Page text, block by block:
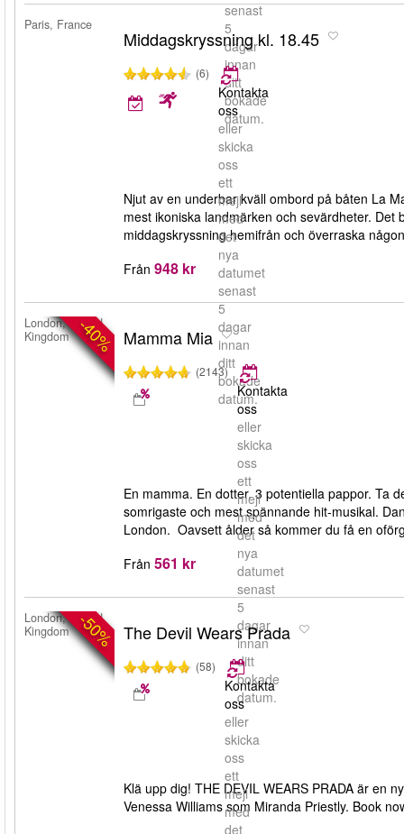
senast
5
dagar
innan
ditt
bokade
datum.
Paris, France
Middagskryssning kl. 18.45
(6)
Kontakta
oss
eller
skicka
oss
ett
mejl
med
det
nya
datumet
senast
5
dagar
innan
ditt
bokade
datum.
Njut av en underbar kväll ombord på båten La
mest ikoniska landmärken och sevärdheter.
middagskryssning hemifrån och överraska
Från 948 kr
-40%
London, United
Kingdom
Mamma Mia
(2143)
Kontakta
oss
eller
skicka
oss
ett
mejl
med
det
nya
datumet
senast
5
dagar
innan
ditt
bokade
datum.
En mamma. En dotter. 3 potentiella pappor. Ta
somrigaste och mest spännande hit-musikal.
London. Oavsett ålder så kommer du få en
Från 561 kr
-50%
London, United
Kingdom
The Devil Wears Prada
(58)
Kontakta
oss
eller
skicka
oss
ett
mejl
med
det
Klä upp dig! THE DEVIL WEARS PRADA är en
Venessa Williams som Miranda Priestly. Book